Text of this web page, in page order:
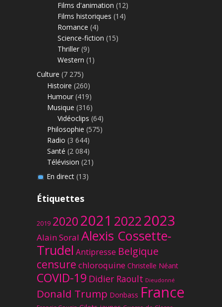
Films d'animation (12)
Films historiques (14)
Romance (4)
Science-fiction (15)
Thriller (9)
Western (1)
Culture (7 275)
Histoire (260)
Humour (419)
Musique (316)
Vidéoclips (64)
Philosophie (575)
Radio (3 644)
Santé (2 084)
Télévision (21)
En direct(13)
Étiquettes
2019 20202021 20222023
Alain Soral Alexis Cossette-
Trudel Antipresse Belgique
censure chloroquine Christelle Néant
COVID-19 Didier Raoult Dieudonné
Donald Trump Donbass France